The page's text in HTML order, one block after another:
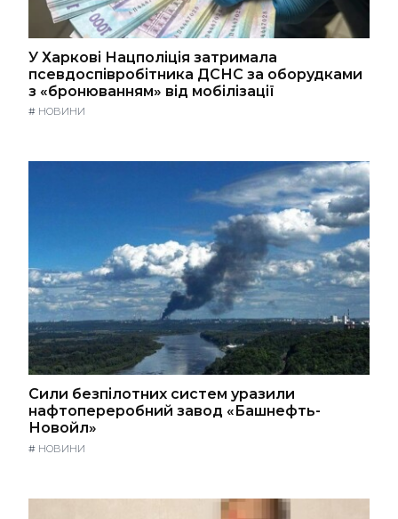
У Харкові Нацполіція затримала
псевдоспівробітника ДСНС за оборудками
з «бронюванням» від мобілізації
# НОВИНИ
Сили безпілотних систем уразили
нафтопереробний завод «Башнефть-
Новойл»
# НОВИНИ